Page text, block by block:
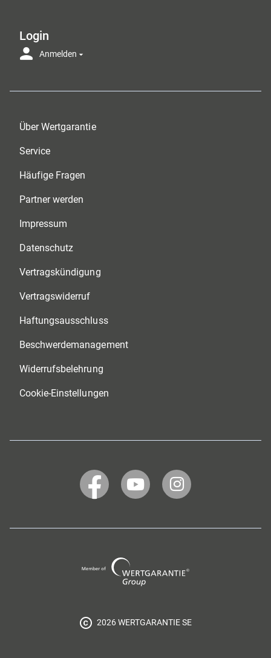
Login
Anmelden
Über Wertgarantie
Service
Häufige Fragen
Partner werden
Impressum
Datenschutz
Vertragskündigung
Vertragswiderruf
Haftungsausschluss
Beschwerdemanagement
Widerrufsbelehrung
Cookie-Einstellungen
WERTGARANTIE
bei
WERTGARANTIE
bei
WERTGARANTIE
bei
Group
2026 WERTGARANTIE SE